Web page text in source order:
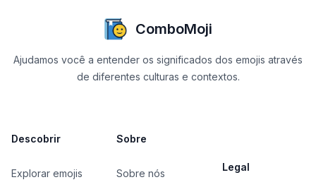
ComboMoji
Ajudamos você a entender os significados dos emojis através
de diferentes culturas e contextos.
Descobrir
Explorar emojis
Sobre
Sobre nós
Legal